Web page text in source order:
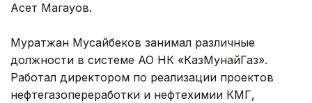
Асет Магауов.
Муратжан Мусайбеков занимал различные
должности в системе АО НК «КазМунайГаз».
Работал директором по реализации проектов
нефтегазопереработки и нефтехимии КМГ,